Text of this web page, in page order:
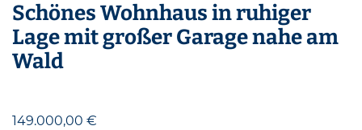
Schönes Wohnhaus in ruhiger
Lage mit großer Garage nahe am
Wald
149.000,00 €